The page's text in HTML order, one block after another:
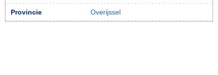
Provincie Overijssel